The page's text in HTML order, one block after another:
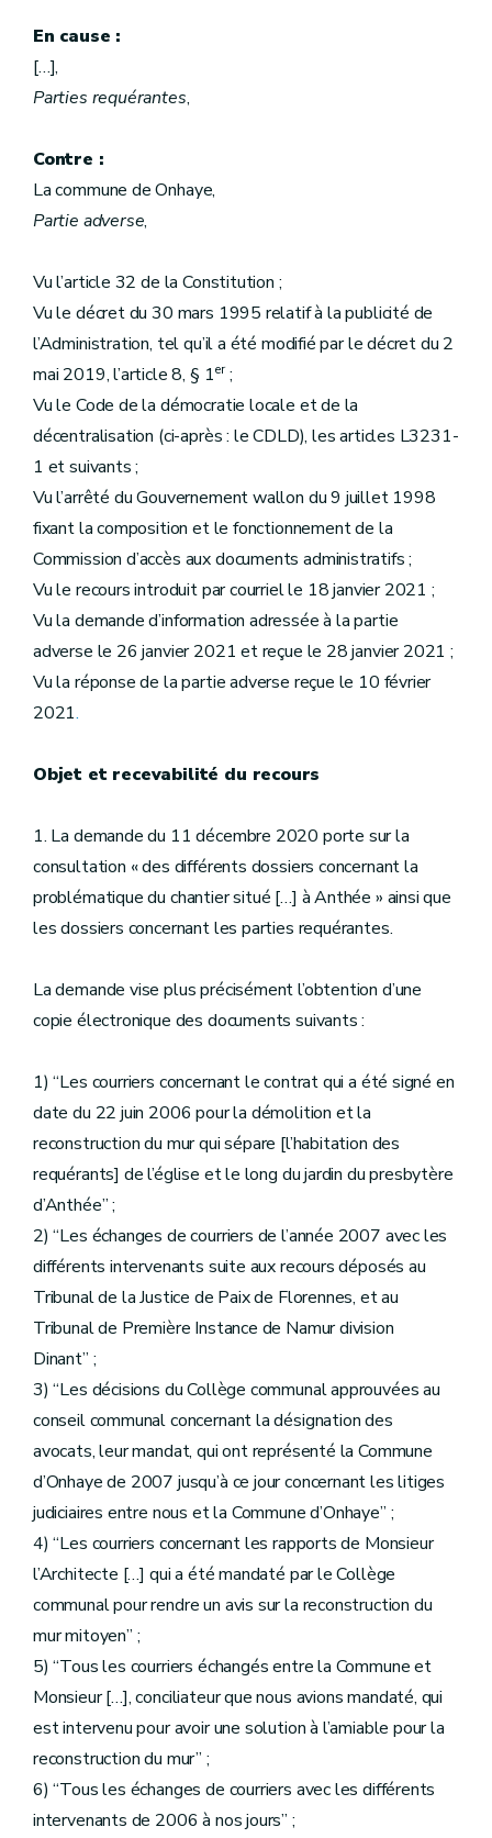
En cause :
[…],
Parties requérantes,
Contre :
La commune de Onhaye,
Partie adverse,
Vu l’article 32 de la Constitution ;
Vu le décret du 30 mars 1995 relatif à la publicité de
l’Administration, tel qu’il a été modifié par le décret du 2
mai 2019, l’article 8, § 1er;
Vu le Code de la démocratie locale et de la
décentralisation (ci-après : le CDLD), les articles L3231-
1 et suivants ;
Vu l’arrêté du Gouvernement wallon du 9 juillet 1998
fixant la composition et le fonctionnement de la
Commission d’accès aux documents administratifs ;
Vu le recours introduit par courriel le 18 janvier 2021 ;
Vu la demande d’information adressée à la partie
adverse le 26 janvier 2021 et reçue le 28 janvier 2021 ;
Vu la réponse de la partie adverse reçue le 10 février
2021.
Objet et recevabilité du recours
1. La demande du 11 décembre 2020 porte sur la
consultation « des différents dossiers concernant la
problématique du chantier situé […] à Anthée » ainsi que
les dossiers concernant les parties requérantes.
La demande vise plus précisément l’obtention d’une
copie électronique des documents suivants :
1) “Les courriers concernant le contrat qui a été signé en
date du 22 juin 2006 pour la démolition et la
reconstruction du mur qui sépare [l’habitation des
requérants] de l’église et le long du jardin du presbytère
d’Anthée” ;
2) “Les échanges de courriers de l’année 2007 avec les
différents intervenants suite aux recours déposés au
Tribunal de la Justice de Paix de Florennes, et au
Tribunal de Première Instance de Namur division
Dinant” ;
3) “Les décisions du Collège communal approuvées au
conseil communal concernant la désignation des
avocats, leur mandat, qui ont représenté la Commune
d’Onhaye de 2007 jusqu’à ce jour concernant les litiges
judiciaires entre nous et la Commune d’Onhaye” ;
4) “Les courriers concernant les rapports de Monsieur
l’Architecte […] qui a été mandaté par le Collège
communal pour rendre un avis sur la reconstruction du
mur mitoyen” ;
5) “Tous les courriers échangés entre la Commune et
Monsieur […], conciliateur que nous avions mandaté, qui
est intervenu pour avoir une solution à l’amiable pour la
reconstruction du mur” ;
6) “Tous les échanges de courriers avec les différents
intervenants de 2006 à nos jours” ;